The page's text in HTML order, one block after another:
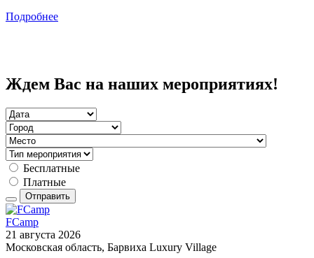
Подробнее
Ждем Вас на наших мероприятиях!
Бесплатные
Платные
Отправить
FCamp
21 августа 2026
Московская область, Барвиха Luxury Village